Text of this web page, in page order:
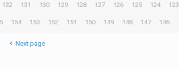
123
124
125
126
127
128
129
130
131
132
146
147
148
149
150
151
152
153
154
Next page